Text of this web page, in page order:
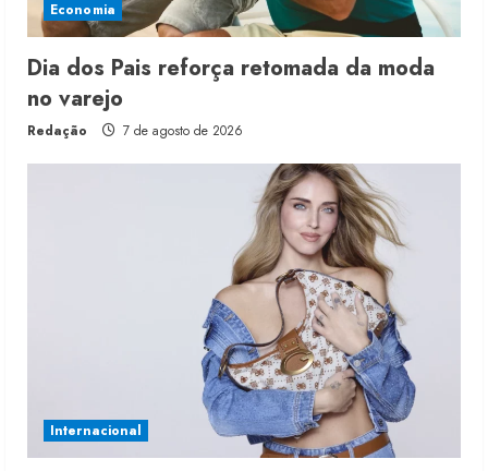
Economia
Dia dos Pais reforça retomada da moda
no varejo
Redação 7 de agosto de 2026
Internacional